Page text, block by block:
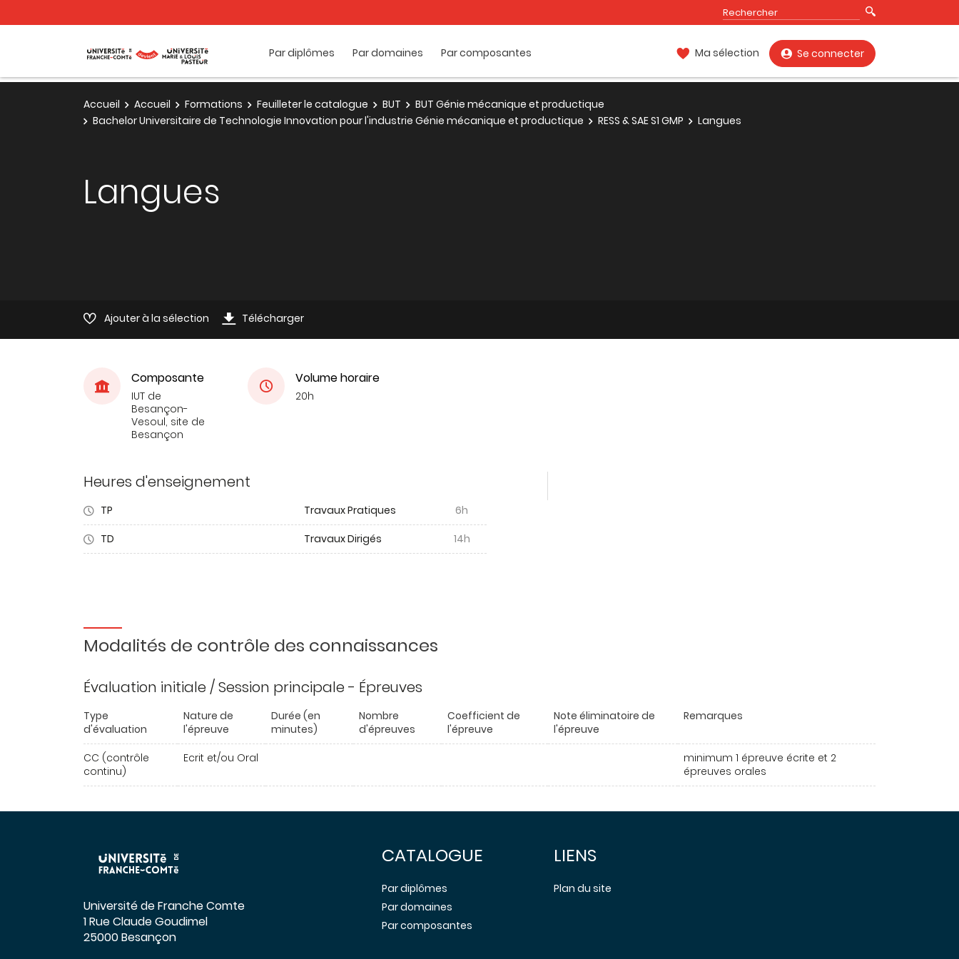
Par diplômes Par domaines Par composantes Ma sélection Se connecter
Accueil Accueil Formations Feuilleter le catalogue BUT
BUT Génie mécanique et productique
Bachelor Universitaire de Technologie Innovation pour l'industrie Génie mécanique et productique
RESS & SAE S1 GMP Langues
Langues
Ajouter à la sélection Télécharger
Composante
IUT de
Besançon-
Vesoul, site de
Besançon
Volume horaire
20h
Heures d'enseignement
TP Travaux Pratiques
6h
TD
Travaux Dirigés 14h
Modalités de contrôle des connaissances
Évaluation initiale / Session principale - Épreuves
Type
d'évaluation
Nature de
l'épreuve
Durée (en
minutes)
Nombre
d'épreuves
Coefficient de
l'épreuve
Note éliminatoire de
l'épreuve
Remarques
CC (contrôle
continu)
Ecrit et/ou Oral
minimum 1 épreuve écrite et 2
épreuves orales
Université de Franche Comte
1 Rue Claude Goudimel
25000 Besançon
CATALOGUE
Par diplômes
Par domaines
Par composantes
LIENS
Plan du site